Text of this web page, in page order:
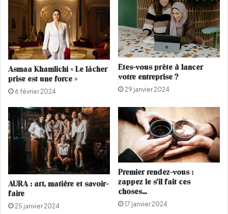
s
7
3
a
n
s
à
a
m
a
r
o
c
a
i
n
e
s
f
a
n
s
f
i
g
u
r
e
r
d
a
n
Asmaa Khamlichi « Le lâcher
prise est une force »
6 février 2024
Etes-vous prête à lancer
votre entreprise ?
29 janvier 2024
AURA : art, matière et savoir-
faire
25 janvier 2024
Premier rendez-vous :
zappez le s’il fait ces
choses…
17 janvier 2024